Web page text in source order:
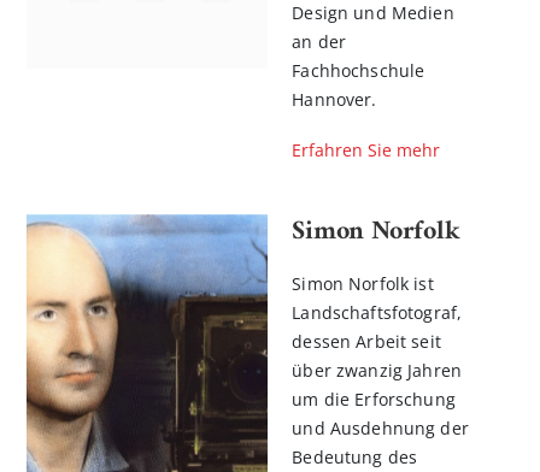
Design und Medien
an der
Fachhochschule
Hannover.
Erfahren Sie mehr
Simon Norfolk
Simon Norfolk ist
Landschaftsfotograf,
dessen Arbeit seit
über zwanzig Jahren
um die Erforschung
und Ausdehnung der
Bedeutung des